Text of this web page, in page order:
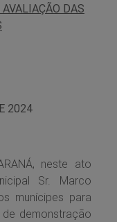
DAS
2024
neste ato
Sr. Marco
munícipes para
de demonstração